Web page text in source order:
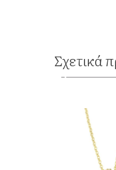
Σχετικά